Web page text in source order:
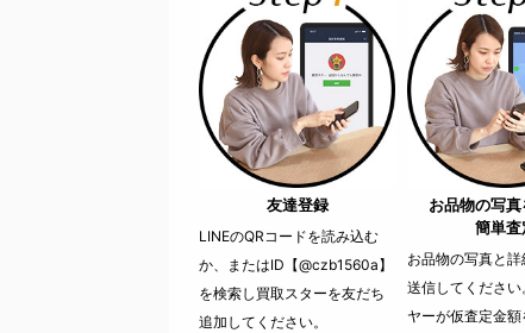
友達登録
LINEのQRコードを読み込む
か、またはID【@czb1560a】
を検索し買取スターを友だち
追加してください。
お品物の写
簡単査
お品物の写真と
送信してください
ヤーが仮査定金